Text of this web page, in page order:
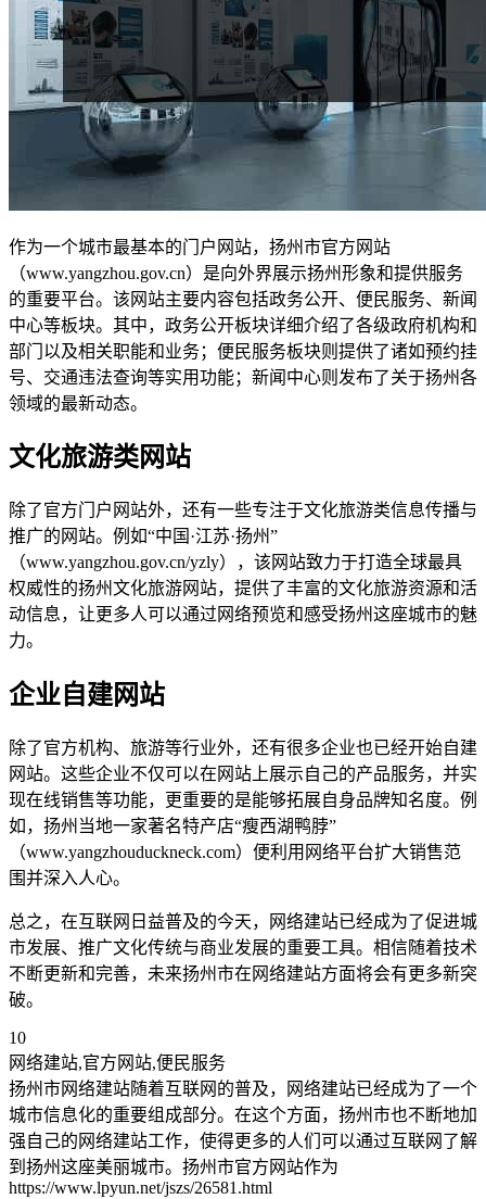
作为一个城市最基本的门户网站，扬州市官方网站
（www.yangzhou.gov.cn）是向外界展示扬州形象和提供服务
的重要平台。该网站主要内容包括政务公开、便民服务、新闻
中心等板块。其中，政务公开板块详细介绍了各级政府机构和
部门以及相关职能和业务；便民服务板块则提供了诸如预约挂
号、交通违法查询等实用功能；新闻中心则发布了关于扬州各
领域的最新动态。
文化旅游类网站
除了官方门户网站外，还有一些专注于文化旅游类信息传播与
推广的网站。例如“中国·江苏·扬州”
（www.yangzhou.gov.cn/yzly），该网站致力于打造全球最具
权威性的扬州文化旅游网站，提供了丰富的文化旅游资源和活
动信息，让更多人可以通过网络预览和感受扬州这座城市的魅
力。
企业自建网站
除了官方机构、旅游等行业外，还有很多企业也已经开始自建
网站。这些企业不仅可以在网站上展示自己的产品服务，并实
现在线销售等功能，更重要的是能够拓展自身品牌知名度。例
如，扬州当地一家著名特产店“瘦西湖鸭脖”
（www.yangzhouduckneck.com）便利用网络平台扩大销售范
围并深入人心。
总之，在互联网日益普及的今天，网络建站已经成为了促进城
市发展、推广文化传统与商业发展的重要工具。相信随着技术
不断更新和完善，未来扬州市在网络建站方面将会有更多新突
破。
10
网络建站,官方网站,便民服务
扬州市网络建站随着互联网的普及，网络建站已经成为了一个
城市信息化的重要组成部分。在这个方面，扬州市也不断地加
强自己的网络建站工作，使得更多的人们可以通过互联网了解
到扬州这座美丽城市。扬州市官方网站作为
https://www.lpyun.net/jszs/26581.html